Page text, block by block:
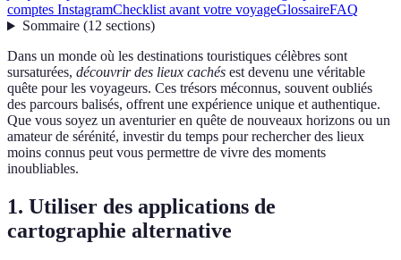
comptes InstagramChecklist avant votre voyageGlossaireFAQ
Sommaire(12 sections)
Dans un monde où les destinations touristiques célèbres sont
sursaturées, découvrir des lieux cachés est devenu une véritable
quête pour les voyageurs. Ces trésors méconnus, souvent oubliés
des parcours balisés, offrent une expérience unique et authentique.
Que vous soyez un aventurier en quête de nouveaux horizons ou un
amateur de sérénité, investir du temps pour rechercher des lieux
moins connus peut vous permettre de vivre des moments
inoubliables.
1. Utiliser des applications de
cartographie alternative